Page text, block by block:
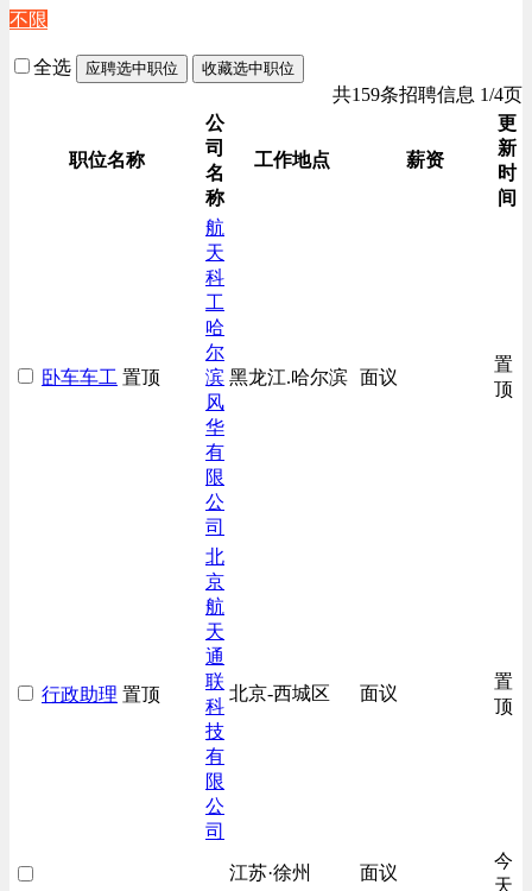
高级管理类
电子/电器/半导体类
电力电气/能源/自动化
程序/语言开发类
互联网/电子商务/游戏类
通信/移动互联网/手机类
技工/维修类
不限
全选 应聘选中职位 收藏选中职位
共159条招聘信息 1/4页
职位名称
公
司
名
称
工作地点 薪资
更
新
时
间
卧车车工 置顶
航
天
科
工
哈
尔
滨
风
华
有
限
公
司
黑龙江.哈尔滨 面议
置
顶
行政助理 置顶
北
京
航
天
通
联
科
技
有
限
公
司
北京-西城区 面议
置
顶
江苏·徐州 面议
今
天